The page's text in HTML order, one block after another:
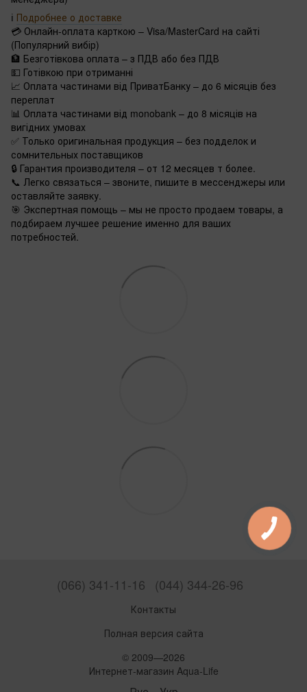
ℹ️ Подробнее о доставке
💳 Онлайн-оплата карткою – Visa/MasterCard на сайті
(Популярний вибір)
🏦 Безготівкова оплата – з ПДВ або без ПДВ
💵 Готівкою при отриманні
📈 Оплата частинами від ПриватБанку – до 6 місяців без
переплат
📊 Оплата частинами від monobank – до 8 місяців на
вигідних умовах
✅ Только оригинальная продукция – без подделок и
сомнительных поставщиков
🔒 Гарантия производителя – от 12 месяцев т более.
📞 Легко связаться – звоните, пишите в мессенджеры или
оставляйте заявку.
🎯 Экспертная помощь – мы не просто продаем товары, а
подбираем лучшее решение именно для ваших
потребностей.
(066) 341-11-16 (044) 344-26-96
Контакты
Полная версия сайта
© 2009—2026
Интернет-магазин Aqua-Life